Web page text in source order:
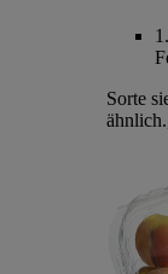
Sorte